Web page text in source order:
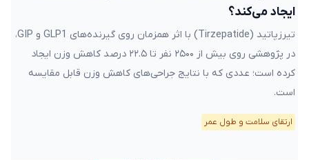
ایجاد می‌کند؟
تیرزپاتید (Tirzepatide) با اثر همزمان روی گیرنده‌های GLP1 و GIP،
در پژوهشی روی بیش از ۲۵۰۰ نفر تا ۲۲.۵ درصد کاهش وزن ایجاد
کرده است؛ عددی که با نتایج جراحی‌های کاهش وزن قابل مقایسه
است.
ارتقای سلامت و طول عمر